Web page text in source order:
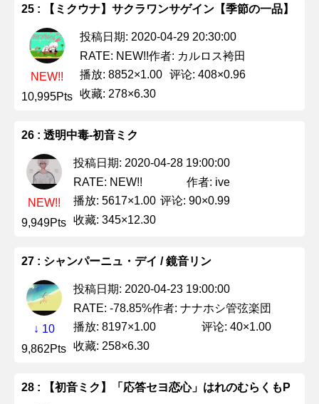
25 : 【ミクウナ】サクラワンサゲイン【季節の一品】
NEW!!
10,995Pts
投稿日期: 2020-04-29 20:30:00
RATE: NEW!!作者: カルロス袴田
播放: 8852×1.00 评论: 408×0.96
收藏: 278×6.30
26 : 透明中毒-初音ミク
NEW!!
9,949Pts
投稿日期: 2020-04-28 19:00:00
RATE: NEW!!
作者: ive
播放: 5617×1.00 评论: 90×0.99
收藏: 345×12.30
27 : シャンパーニュ・デイ / 鏡音リン
↓ 10
9,862Pts
投稿日期: 2020-04-23 19:00:00
RATE: -78.85%作者: ナナホシ管弦楽団
播放: 8197×1.00
评论: 40×1.00
收藏: 258×6.30
28 : 【初音ミク】「応答セヨ恋心」はれのむらくもP